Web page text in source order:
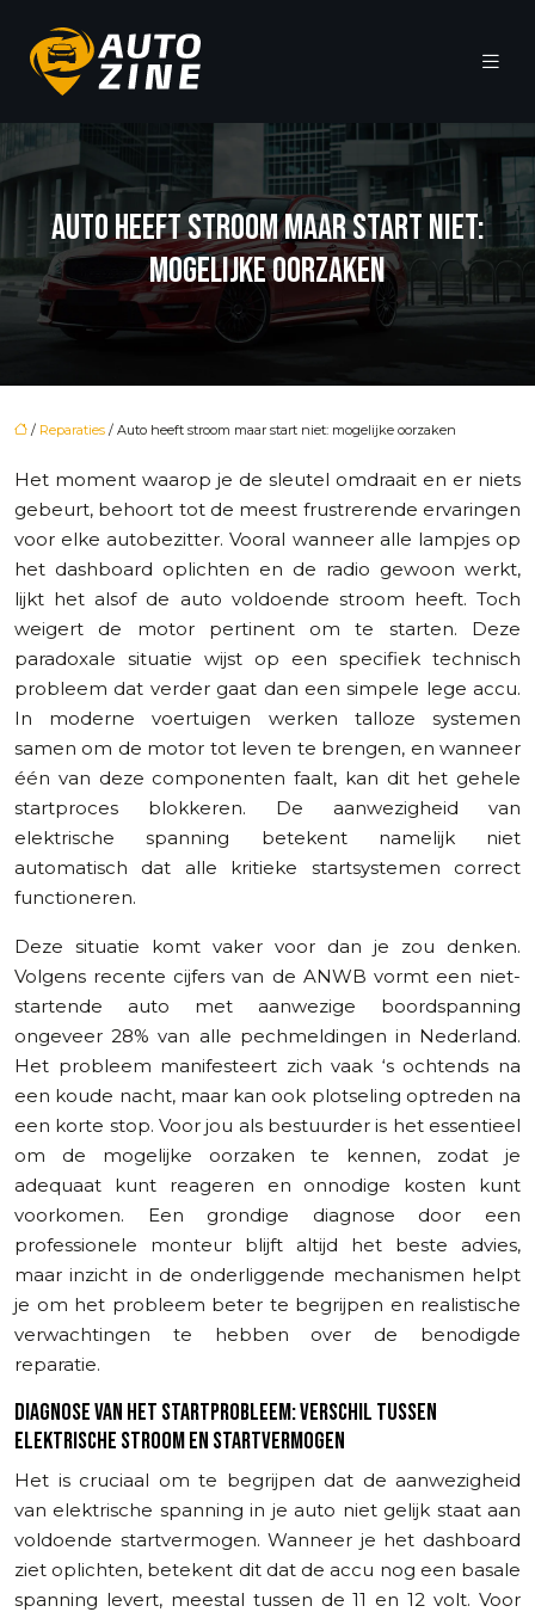
AUTO HEEFT STROOM MAAR START NIET:
MOGELIJKE OORZAKEN
/ Reparaties / Auto heeft stroom maar start niet: mogelijke oorzaken
Het moment waarop je de sleutel omdraait en er niets
gebeurt, behoort tot de meest frustrerende ervaringen
voor elke autobezitter. Vooral wanneer alle lampjes op
het dashboard oplichten en de radio gewoon werkt,
lijkt het alsof de auto voldoende stroom heeft. Toch
weigert de motor pertinent om te starten. Deze
paradoxale situatie wijst op een specifiek technisch
probleem dat verder gaat dan een simpele lege accu.
In moderne voertuigen werken talloze systemen
samen om de motor tot leven te brengen, en wanneer
één van deze componenten faalt, kan dit het gehele
startproces blokkeren. De aanwezigheid van
elektrische spanning betekent namelijk niet
automatisch dat alle kritieke startsystemen correct
functioneren.
Deze situatie komt vaker voor dan je zou denken.
Volgens recente cijfers van de ANWB vormt een niet-
startende auto met aanwezige boordspanning
ongeveer 28% van alle pechmeldingen in Nederland.
Het probleem manifesteert zich vaak ‘s ochtends na
een koude nacht, maar kan ook plotseling optreden na
een korte stop. Voor jou als bestuurder is het essentieel
om de mogelijke oorzaken te kennen, zodat je
adequaat kunt reageren en onnodige kosten kunt
voorkomen. Een grondige diagnose door een
professionele monteur blijft altijd het beste advies,
maar inzicht in de onderliggende mechanismen helpt
je om het probleem beter te begrijpen en realistische
verwachtingen te hebben over de benodigde
reparatie.
DIAGNOSE VAN HET STARTPROBLEEM: VERSCHIL TUSSEN
ELEKTRISCHE STROOM EN STARTVERMOGEN
Het is cruciaal om te begrijpen dat de aanwezigheid
van elektrische spanning in je auto niet gelijk staat aan
voldoende startvermogen. Wanneer je het dashboard
ziet oplichten, betekent dit dat de accu nog een basale
spanning levert, meestal tussen de 11 en 12 volt. Voor